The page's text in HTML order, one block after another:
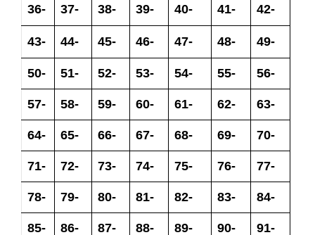
36- 37- 38- 39- 40- 41- 42-
43- 44- 45- 46- 47- 48- 49-
50- 51- 52- 53- 54- 55- 56-
57- 58- 59- 60- 61- 62- 63-
64- 65- 66- 67- 68- 69- 70-
71- 72- 73- 74- 75- 76- 77-
78- 79- 80- 81- 82- 83- 84-
85- 86- 87- 88- 89- 90- 91-